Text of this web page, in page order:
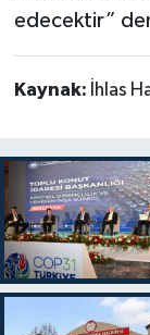
edecektir”
Kaynak: İhlas